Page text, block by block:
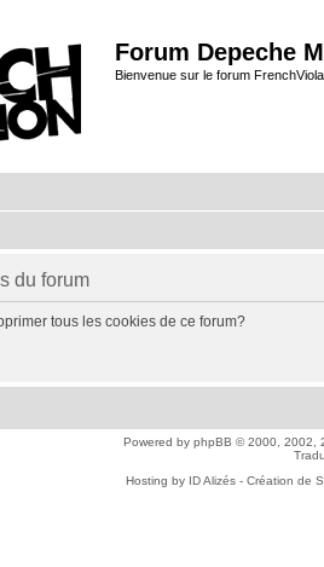
Forum Depeche
Bienvenue sur le forum
du forum
tous les cookies de ce forum?
Powered by phpBB © 2000, 2002,
Hosting by ID Alizés - Création de